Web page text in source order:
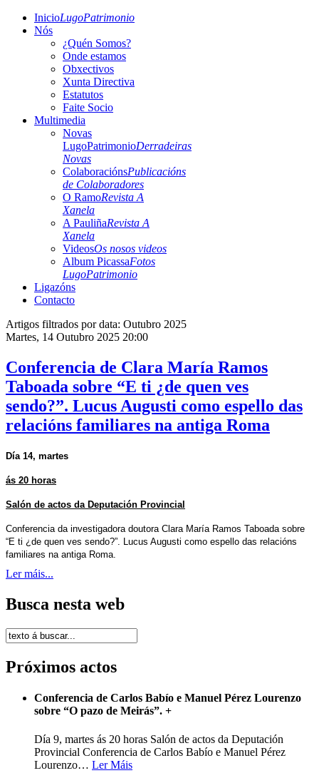
InicioLugoPatrimonio
Nós
¿Quén Somos?
Onde estamos
Obxectivos
Xunta Directiva
Estatutos
Faite Socio
Multimedia
Novas
LugoPatrimonioDerradeiras
Novas
ColaboraciónsPublicacións
de Colaboradores
O RamoRevista A
Xanela
A PauliñaRevista A
Xanela
VideosOs nosos videos
Album PicassaFotos
LugoPatrimonio
Ligazóns
Contacto
Artigos filtrados por data: Outubro 2025
Martes, 14 Outubro 2025 20:00
Conferencia de Clara María Ramos
Taboada sobre “E ti ¿de quen ves
sendo?”. Lucus Augusti como espello das
relacións familiares na antiga Roma
Día 14, martes
ás 20 horas
Salón de actos da Deputación Provincial
Conferencia da investigadora doutora Clara María Ramos Taboada sobre
“E ti ¿de quen ves sendo?”. Lucus Augusti como espello das relacións
familiares na antiga Roma.
Ler máis...
Busca nesta web
Próximos actos
Conferencia de Carlos Babío e Manuel Pérez Lourenzo
sobre “O pazo de Meirás”. +
Día 9, martes ás 20 horas Salón de actos da Deputación
Provincial Conferencia de Carlos Babío e Manuel Pérez
Lourenzo… Ler Máis